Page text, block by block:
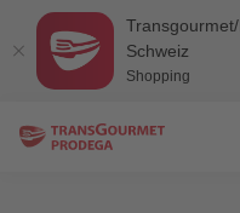
Schweiz
Shopping